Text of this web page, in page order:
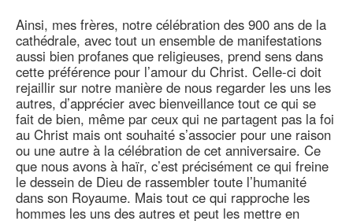
Ainsi, mes frères, notre célébration des 900 ans de la
cathédrale, avec tout un ensemble de manifestations
aussi bien profanes que religieuses, prend sens dans
cette préférence pour l’amour du Christ. Celle-ci doit
rejaillir sur notre manière de nous regarder les uns les
autres, d’apprécier avec bienveillance tout ce qui se
fait de bien, même par ceux qui ne partagent pas la foi
au Christ mais ont souhaité s’associer pour une raison
ou une autre à la célébration de cet anniversaire. Ce
que nous avons à haïr, c’est précisément ce qui freine
le dessein de Dieu de rassembler toute l’humanité
dans son Royaume. Mais tout ce qui rapproche les
hommes les uns des autres et peut les mettre en